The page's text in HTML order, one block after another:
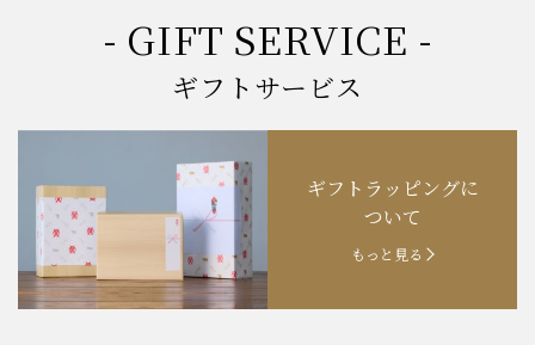
2024.11.1 「お歳暮特集」開催中！
お知らせ 2024.10.18 【創業祭】１０１年目に突入！
お知らせ 202４.09.18 【秋の味覚祭】食欲の秋！
- GIFT SERVICE -
ギフトサービス
ギフトラッピングに
ついて
もっと見る